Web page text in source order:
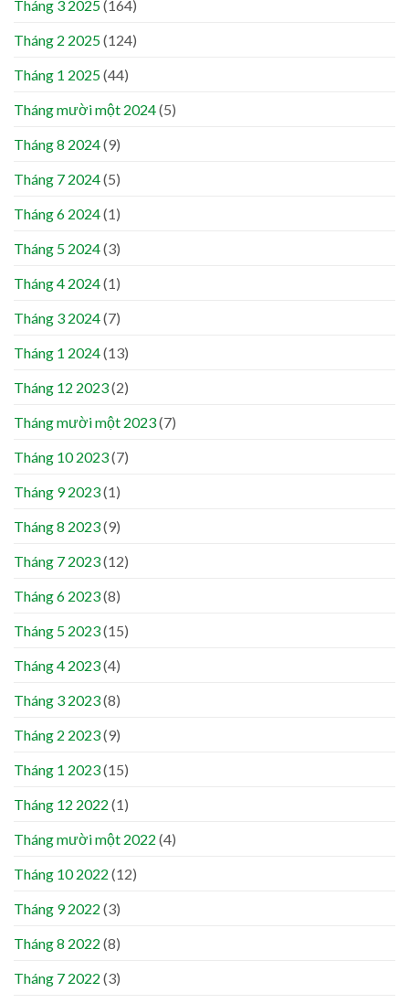
Tháng 3 2025(164)
Tháng 2 2025(124)
Tháng 1 2025(44)
Tháng mười một 2024(5)
Tháng 8 2024(9)
Tháng 7 2024(5)
Tháng 6 2024(1)
Tháng 5 2024(3)
Tháng 4 2024(1)
Tháng 3 2024(7)
Tháng 1 2024(13)
Tháng 12 2023(2)
Tháng mười một 2023(7)
Tháng 10 2023(7)
Tháng 9 2023(1)
Tháng 8 2023(9)
Tháng 7 2023(12)
Tháng 6 2023(8)
Tháng 5 2023(15)
Tháng 4 2023(4)
Tháng 3 2023(8)
Tháng 2 2023(9)
Tháng 1 2023(15)
Tháng 12 2022 (1)
Tháng mười một 2022 (4)
Tháng 10 2022 (12)
Tháng 9 2022 (3)
Tháng 8 2022 (8)
Tháng 7 2022 (3)